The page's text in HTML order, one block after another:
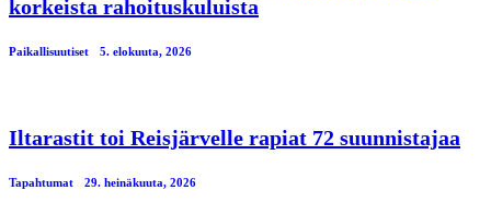
korkeista rahoituskuluista
Paikallisuutiset 5. elokuuta, 2026
Iltarastit toi Reisjärvelle rapiat 72 suunnistajaa
Tapahtumat 29. heinäkuuta, 2026